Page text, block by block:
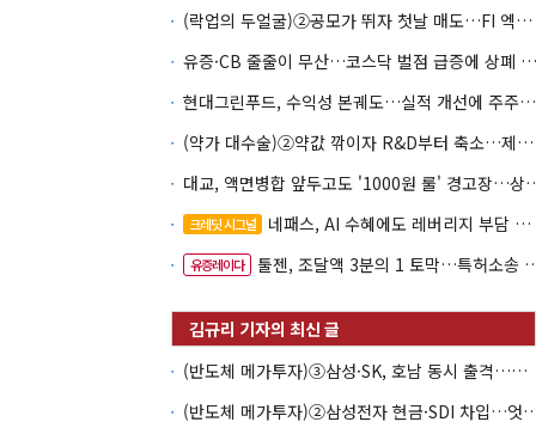
(락업의 두얼굴)②공모가 뛰자 첫날 매도…FI 엑시트 전략 갈렸다
유증·CB 줄줄이 무산…코스닥 벌점 급증에 상폐 압박
현대그린푸드, 수익성 본궤도…실적 개선에 주주환원까지
(약가 대수술)②약값 깎이자 R&D부터 축소…제약업계 비상경영 돌입
대교, 액면병합 앞두고
크레딧 시그널 네패스, AI 수혜에도 레버리지 부담 여전
유증레이다 툴젠, 조달액 3분의 1 토막…특허소송 비용부터 챙긴다
(반도체 메가투자)③삼성·SK, 호남 동시 출격…인력·협력사 쟁탈전
(반도체 메가투자)②삼성전자 현금